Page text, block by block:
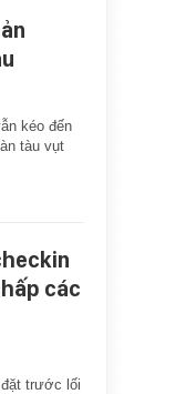
kéo đến
tàu vụt
các
trước lối